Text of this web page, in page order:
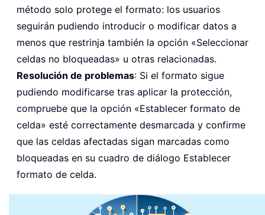
método solo protege el formato: los usuarios
seguirán pudiendo introducir o modificar datos a
menos que restrinja también la opción «Seleccionar
celdas no bloqueadas» u otras relacionadas.
Resolución de problemas: Si el formato sigue
pudiendo modificarse tras aplicar la protección,
compruebe que la opción «Establecer formato de
celda» esté correctamente desmarcada y confirme
que las celdas afectadas sigan marcadas como
bloqueadas en su cuadro de diálogo Establecer
formato de celda.